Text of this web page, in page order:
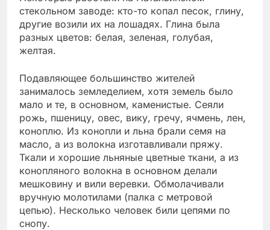
стекольном заводе: кто-то копал песок, глину,
другие возили их на лошадях. Глина была
разных цветов: белая, зеленая, голубая,
желтая.
Подавляющее большинство жителей
занималось земледелием, хотя земель было
мало и те, в основном, каменистые. Сеяли
рожь, пшеницу, овес, вику, гречу, ячмень, лен,
коноплю. Из конопли и льна брали семя на
масло, а из волокна изготавливали пряжу.
Ткали и хорошие льняные цветные ткани, а из
конопляного волокна в основном делали
мешковину и вили веревки. Обмолачивали
вручную молотилами (палка с метровой
цепью). Несколько человек били цепями по
снопу.